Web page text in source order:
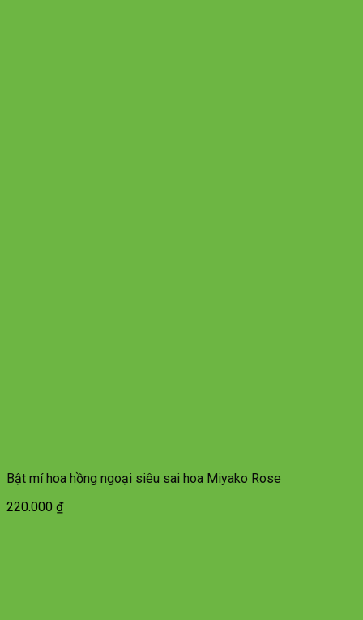
Bật mí hoa hồng ngoại siêu sai hoa Miyako Rose
220.000 ₫